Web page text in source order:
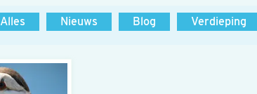
Alles Nieuws Blog Verdieping